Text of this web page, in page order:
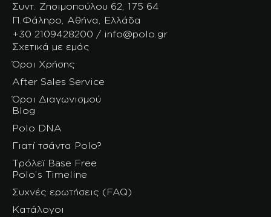
Συντ. Ζησιμοπούλου 62, 175 64
Π.Φάληρο, Αθήνα, Ελλάδα
+30 2109428200 / info@polo.gr
Σχετικά με εμάς
Όροι Χρήσης
After Sales Service
Όροι Διαγωνισμού
Blog
Polo DNA
Γιατί τσάντα Polo?
Τρόλεϊ Base Free
Polo’s Timeline
Συχνές ερωτήσεις (FAQ)
Κατάλογοι